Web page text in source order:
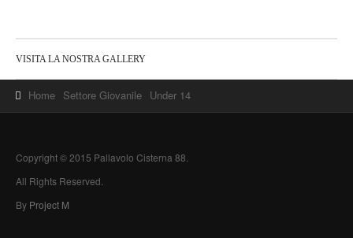
VISITA LA NOSTRA GALLERY
Home Settore Giovanile Under 14
Copyright © 2015 Pallavolo Cisterna 88.
All Rights Reserved.
By Project M